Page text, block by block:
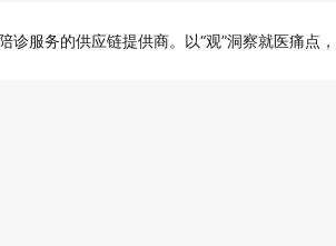
诊服务的供应链提供商。以“观”洞察就医痛点